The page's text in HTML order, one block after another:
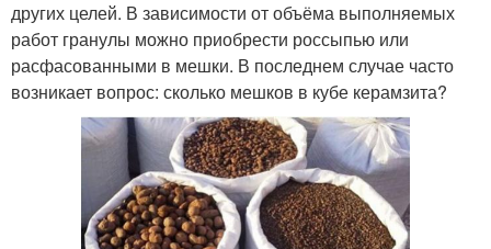
других целей. В зависимости от объёма выполняемых
работ гранулы можно приобрести россыпью или
расфасованными в мешки. В последнем случае часто
возникает вопрос: сколько мешков в кубе керамзита?